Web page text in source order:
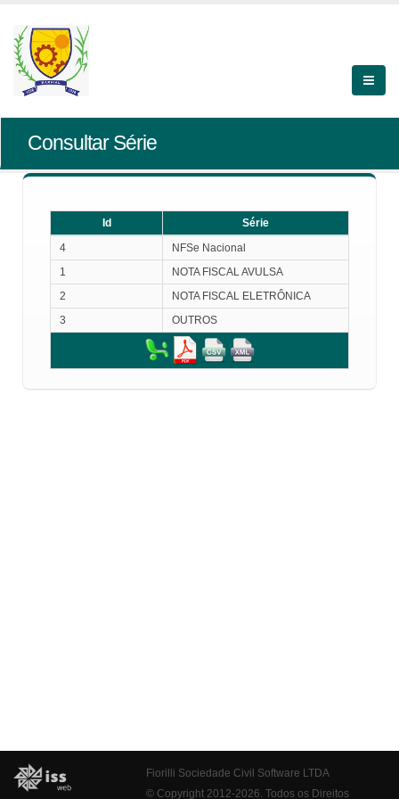
Consultar Série
Id
Série
Série
4
NFSe Nacional
1
NOTA FISCAL AVULSA
2
NOTA FISCAL ELETRÔNICA
3
OUTROS
Fiorilli Sociedade Civil Software LTDA
© Copyright 2012-2026. Todos os Direitos